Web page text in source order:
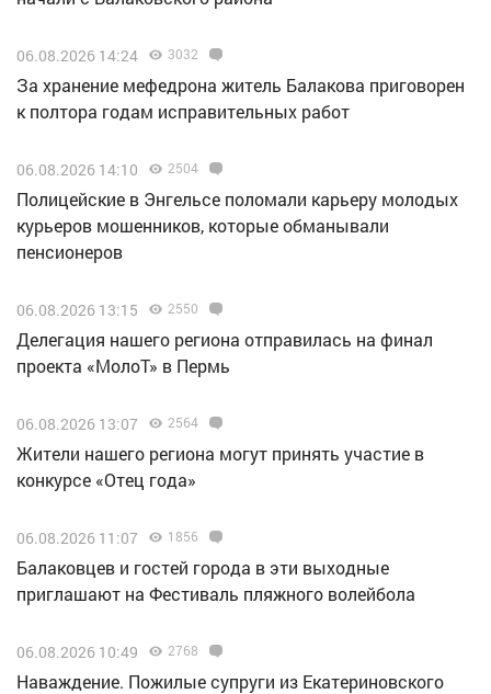
06.08.2026 14:24 3032
За хранение мефедрона житель Балакова приговорен
к полтора годам исправительных работ
06.08.2026 14:10 2504
Полицейские в Энгельсе поломали карьеру молодых
курьеров мошенников, которые обманывали
пенсионеров
06.08.2026 13:15 2550
Делегация нашего региона отправилась на финал
проекта «МолоТ» в Пермь
06.08.2026 13:07 2564
Жители нашего региона могут принять участие в
конкурсе «Отец года»
06.08.2026 11:07 1856
Балаковцев и гостей города в эти выходные
приглашают на Фестиваль пляжного волейбола
06.08.2026 10:49 2768
Наваждение. Пожилые супруги из Екатериновского